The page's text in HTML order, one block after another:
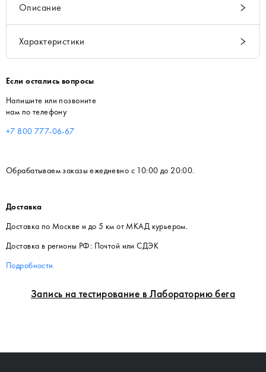
Запись на тестирование в Лабораторию бега
Описание
Характеристики
Если остались вопросы
Напишите или позвоните
нам по телефону
+7 800 777-06-67
Обрабатываем заказы ежедневно с 10:00 до 20:00.
Доставка
Доставка по Москве и до 5 км от МКАД курьером.
Доставка в регионы РФ: Почтой или СДЭК
Подробности